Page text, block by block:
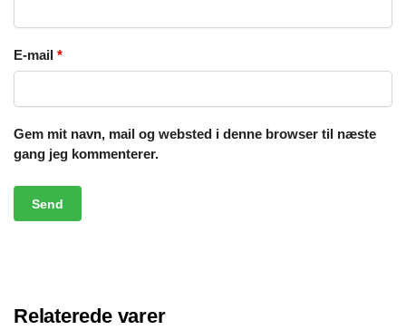
E-mail *
Gem mit navn, mail og websted i denne browser til næste
gang jeg kommenterer.
Relaterede varer